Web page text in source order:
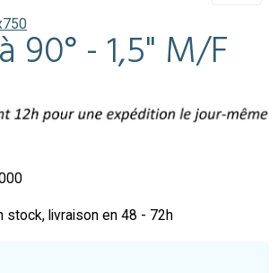
90° - 1,5" M/F
stock, livraison en 48 - 72h